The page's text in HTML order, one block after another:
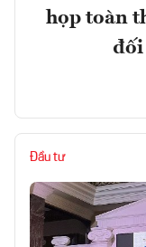
họp toàn
đối
Đầu tư